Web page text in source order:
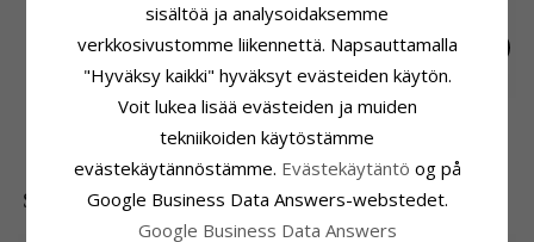
12 mm sydän
hopeaa - Little Ones
20 mm BNH rengas
hopeaa
CHANTI hinta 88,-
12 mm hevosia
SUOSITUIMMAT TUOTTEET LUOKASSA
sisältöä ja analysoidaksemme
verkkosivustomme liikennettä. Napsauttamalla
"Hyväksy kaikki" hyväksyt evästeiden käytön.
Voit lukea lisää evästeiden ja muiden
tekniikoiden käytöstämme
evästekäytännöstämme. Evästekäytäntö og på
Google Business Data Answers-webstedet.
Google Business Data Answers